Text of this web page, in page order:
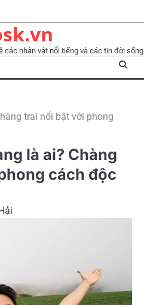
khoản
nhân vật nổi tiếng và các tin đời sống
trai nổi bật với phong
là ai? Chàng
cách độc